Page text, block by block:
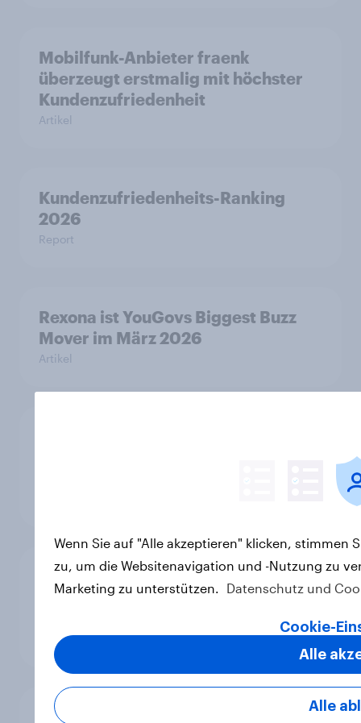
Mobilfunk-Anbieter fraenk
überzeugt erstmalig mit höchster
Kundenzufriedenheit
Artikel
Kundenzufriedenheits-Ranking
2026
Report
Rexona ist YouGovs Biggest Buzz
Mover im März 2026
Artikel
einer bevorzugten Marke wurde
Bosch hat bestes
Arbeitgeberimage in Deutschland –
Artikel
[On-Demand CH Webinar] Implicit
Wenn Sie auf "Alle akzeptieren" klicken, stimmen
zu, um die Websitenavigation und -Nutzung zu
Marketing zu unterstützen. Datenschutz und
Cookie-
Alle
Alle